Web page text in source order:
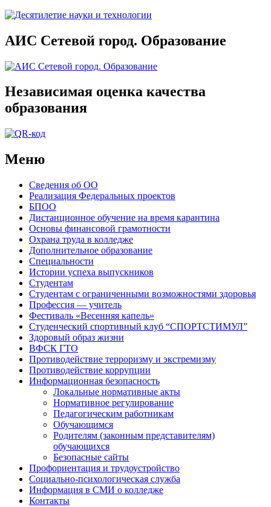
АИС Сетевой город. Образование
Независимая оценка качества
образования
Меню
Сведения об ОО
Реализация Федеральных проектов
БПОО
Дистанционное обучение на время карантина
Основы финансовой грамотности
Охрана труда в колледже
Дополнительное образование
Специальности
Истории успеха выпускников
Студентам
Студентам с ограниченными возможностями здоровья
Профессия — учитель
Фестиваль «Весенняя капель»
Студенческий спортивный клуб “СПОРТСТИМУЛ”
Здоровый образ жизни
ВФСК ГТО
Противодействие терроризму и экстремизму
Противодействие коррупции
Информационная безопасность
Локальные нормативные акты
Нормативное регулирование
Педагогическим работникам
Обучающимся
Родителям (законным представителям)
обучающихся
Безопасные сайты
Профориентация и трудоустройство
Социально-психологическая служба
Информация в СМИ о колледже
Контакты